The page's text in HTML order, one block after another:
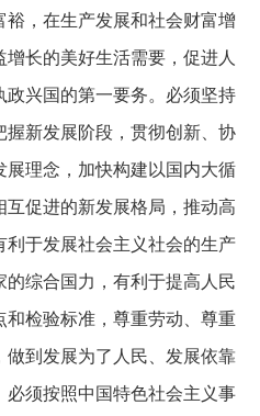
，在生产发展和社会财富增
长的美好生活需要，促进人
兴国的第一要务。必须坚持
握新发展阶段，贯彻创新、协
理念，加快构建以国内大循
促进的新发展格局，推动高
利于发展社会主义社会的生产
综合国力，有利于提高人民
检验标准，尊重劳动、尊重
到发展为了人民、发展依靠
必须按照中国特色社会主义事